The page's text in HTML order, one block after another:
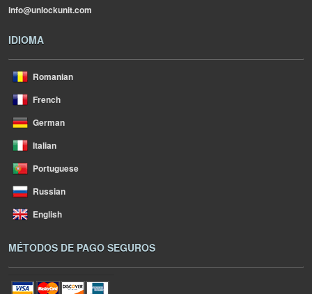
info@unlockunit.com
IDIOMA
Romanian
French
German
Italian
Portuguese
Russian
English
MÉTODOS DE PAGO SEGUROS